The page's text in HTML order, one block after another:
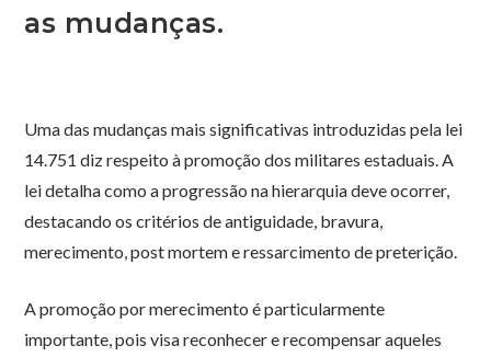
as mudanças.
Uma das mudanças mais significativas introduzidas pela lei
14.751 diz respeito à promoção dos militares estaduais. A
lei detalha como a progressão na hierarquia deve ocorrer,
destacando os critérios de antiguidade, bravura,
merecimento, post mortem e ressarcimento de preterição.
A promoção por merecimento é particularmente
importante, pois visa reconhecer e recompensar aqueles